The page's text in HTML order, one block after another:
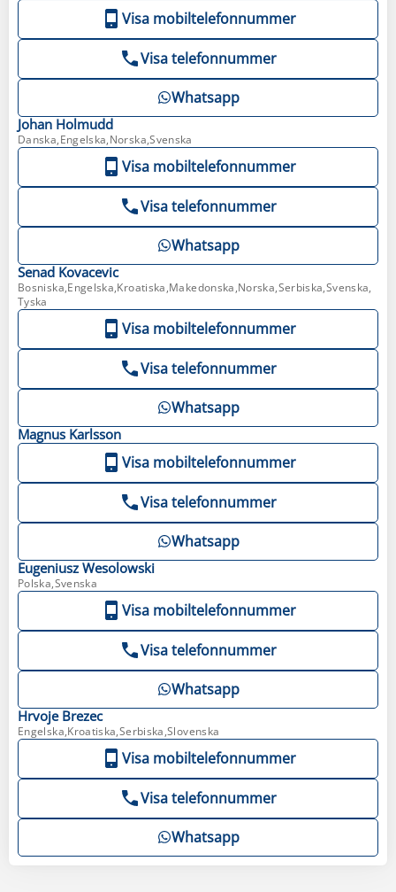
Visa mobiltelefonnummer
Visa telefonnummer
Whatsapp
Johan Holmudd
Danska,Engelska,Norska,Svenska
Visa mobiltelefonnummer
Visa telefonnummer
Whatsapp
Senad Kovacevic
Bosniska,Engelska,Kroatiska,Makedonska,Norska,Serbiska,Svenska,
Tyska
Visa mobiltelefonnummer
Visa telefonnummer
Whatsapp
Magnus Karlsson
Visa mobiltelefonnummer
Visa telefonnummer
Whatsapp
Eugeniusz Wesolowski
Polska,Svenska
Visa mobiltelefonnummer
Visa telefonnummer
Whatsapp
Hrvoje Brezec
Engelska,Kroatiska,Serbiska,Slovenska
Visa mobiltelefonnummer
Visa telefonnummer
Whatsapp